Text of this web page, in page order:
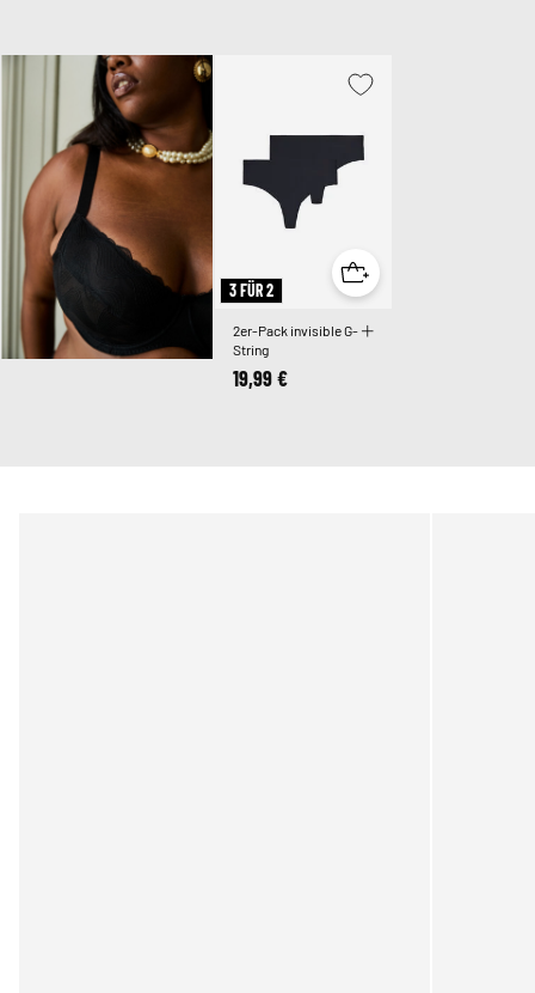
3 FÜR 2
2er-Pack invisible G-
String
19,99 €